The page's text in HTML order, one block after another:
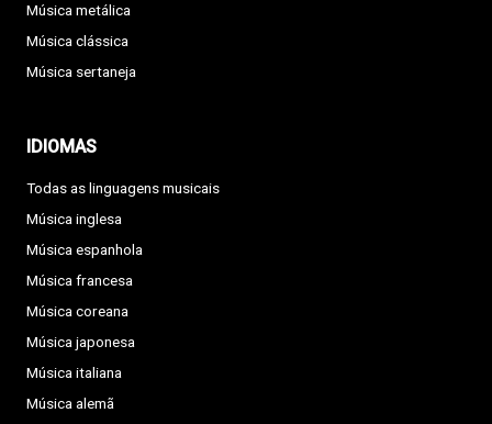
Música metálica
Música clássica
Música sertaneja
IDIOMAS
Todas as linguagens musicais
Música inglesa
Música espanhola
Música francesa
Música coreana
Música japonesa
Música italiana
Música alemã